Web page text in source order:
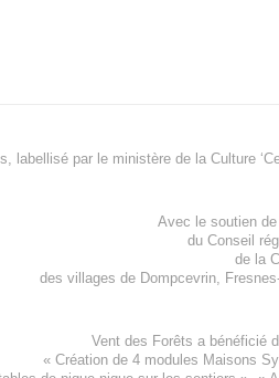
labellisé par le ministère de la Culture
Avec le soutien de
du Conseil
de la
des villages de Dompcevrin,
Vent des Forêts a bénéficié
« Création de 4 modules Maisons